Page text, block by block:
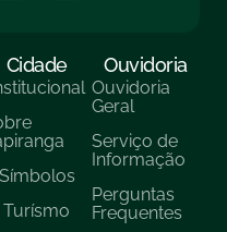
Cidade
Símbolos
Turísmo
Ouvidoria
Ouvidoria
Geral
Serviço de
Informação
Perguntas
Frequentes